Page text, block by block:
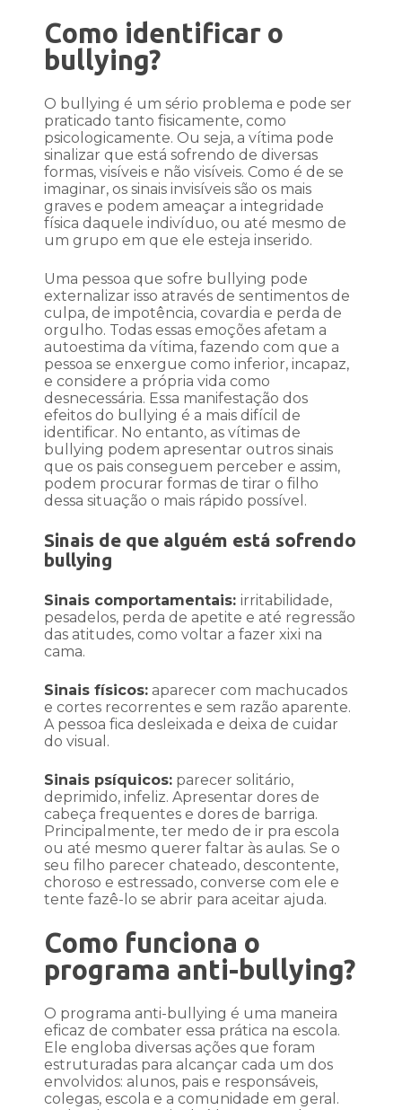
Como identificar o
bullying?
O bullying é um sério problema e pode ser
praticado tanto fisicamente, como
psicologicamente. Ou seja, a vítima pode
sinalizar que está sofrendo de diversas
formas, visíveis e não visíveis. Como é de se
imaginar, os sinais invisíveis são os mais
graves e podem ameaçar a integridade
física daquele indivíduo, ou até mesmo de
um grupo em que ele esteja inserido.
Uma pessoa que sofre bullying pode
externalizar isso através de sentimentos de
culpa, de impotência, covardia e perda de
orgulho. Todas essas emoções afetam a
autoestima da vítima, fazendo com que a
pessoa se enxergue como inferior, incapaz,
e considere a própria vida como
desnecessária. Essa manifestação dos
efeitos do bullying é a mais difícil de
identificar. No entanto, as vítimas de
bullying podem apresentar outros sinais
que os pais conseguem perceber e assim,
podem procurar formas de tirar o filho
dessa situação o mais rápido possível.
Sinais de que alguém está sofrendo
bullying
Sinais comportamentais: irritabilidade,
pesadelos, perda de apetite e até regressão
das atitudes, como voltar a fazer xixi na
cama.
Sinais físicos: aparecer com machucados
e cortes recorrentes e sem razão aparente.
A pessoa fica desleixada e deixa de cuidar
do visual.
Sinais psíquicos: parecer solitário,
deprimido, infeliz. Apresentar dores de
cabeça frequentes e dores de barriga.
Principalmente, ter medo de ir pra escola
ou até mesmo querer faltar às aulas. Se o
seu filho parecer chateado, descontente,
choroso e estressado, converse com ele e
tente fazê-lo se abrir para aceitar ajuda.
Como funciona o
programa anti-bullying?
O programa anti-bullying é uma maneira
eficaz de combater essa prática na escola.
Ele engloba diversas ações que foram
estruturadas para alcançar cada um dos
envolvidos: alunos, pais e responsáveis,
colegas, escola e a comunidade em geral.